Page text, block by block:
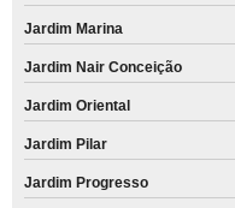
Jardim Marina
Jardim Nair Conceição
Jardim Oriental
Jardim Pilar
Jardim Progresso